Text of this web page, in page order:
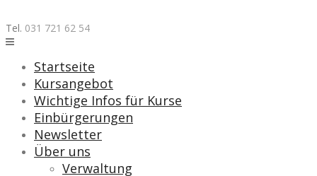
to
content
Tel. 031 721 62 54
Startseite
Kursangebot
Wichtige Infos für Kurse
Einbürgerungen
Newsletter
Über uns
Verwaltung